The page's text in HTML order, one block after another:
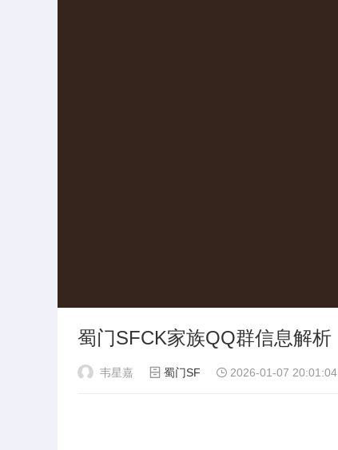
蜀门SFCK家族QQ群信息解析
韦星嘉 蜀门SF 2026-01-07 20:01:04